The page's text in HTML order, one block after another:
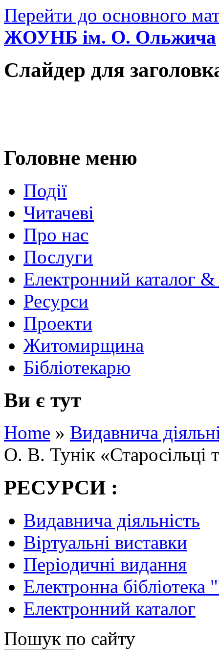
Перейти до основного
ЖОУНБ ім. О. Ольжича
Слайдер для
Головне меню
Події
Читачеві
Про нас
Послуги
Електронний каталог
Ресурси
Проекти
Житомирщина
Бібліотекарю
Ви є тут
Home » Видавнича
О. В. Тунік «Старосільці
РЕСУРСИ :
Видавнича діяльність
Віртуальні виставки
Періодичні видання
Електронна
Електронний каталог
Пошук по сайту